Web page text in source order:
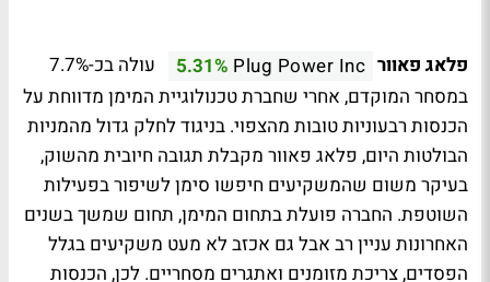
פלאג פאוור Plug Power Inc
5.31%
עולה בכ-7.7%
במסחר המוקדם, אחרי שחברת טכנולוגיית המימן מדווחת על
הכנסות רבעוניות טובות מהצפוי. בניגוד לחלק גדול מהמניות
הבולטות היום, פלאג פאוור מקבלת תגובה חיובית מהשוק,
בעיקר משום שהמשקיעים חיפשו סימן לשיפור בפעילות
השוטפת. החברה פועלת בתחום המימן, תחום שמשך בשנים
האחרונות עניין רב אבל גם אכזב לא מעט משקיעים בגלל
הפסדים, צריכת מזומנים ואתגרים מסחריים. לכן, הכנסות